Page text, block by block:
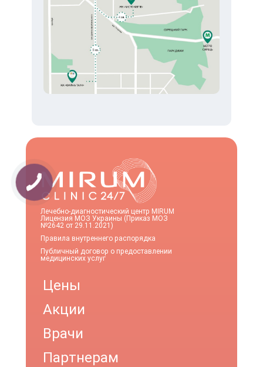
Лечебно-диагностический центр MIRUM
Лицензия МОЗ Украины (Приказ МОЗ
№2642 от 29.11.2021)
Правила внутреннего распорядка
Публичный договор о предоставлении
медицинских услуг
Цены
Акции
Врачи
Партнерам